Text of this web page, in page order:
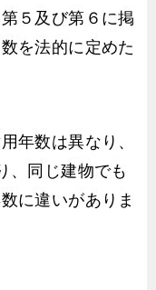
５及び第６に掲
を法的に定めた
年数は異なり、
、同じ建物でも
に違いがありま